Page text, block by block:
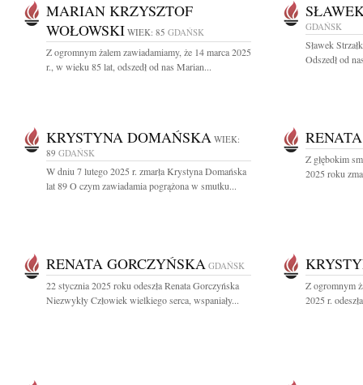
MARIAN KRZYSZTOF
WOŁOWSKI WIEK: 85 GDAŃSK
Z ogromnym żalem zawiadamiamy, że 14 marca 2025
r., w wieku 85 lat, odszedł od nas Marian...
GDAŃSK
Sławek
Odszedł od
KRYSTYNA DOMAŃSKA WIEK:
89 GDAŃSK
W dniu 7 lutego 2025 r. zmarła Krystyna Domańska
lat 89 O czym zawiadamia pogrążona w smutku...
Z głębokim
2025 roku
RENATA GORCZYŃSKA GDAŃSK
22 stycznia 2025 roku odeszła Renata Gorczyńska
Niezwykły Człowiek wielkiego serca, wspaniały...
Z ogromnym
2025 r.